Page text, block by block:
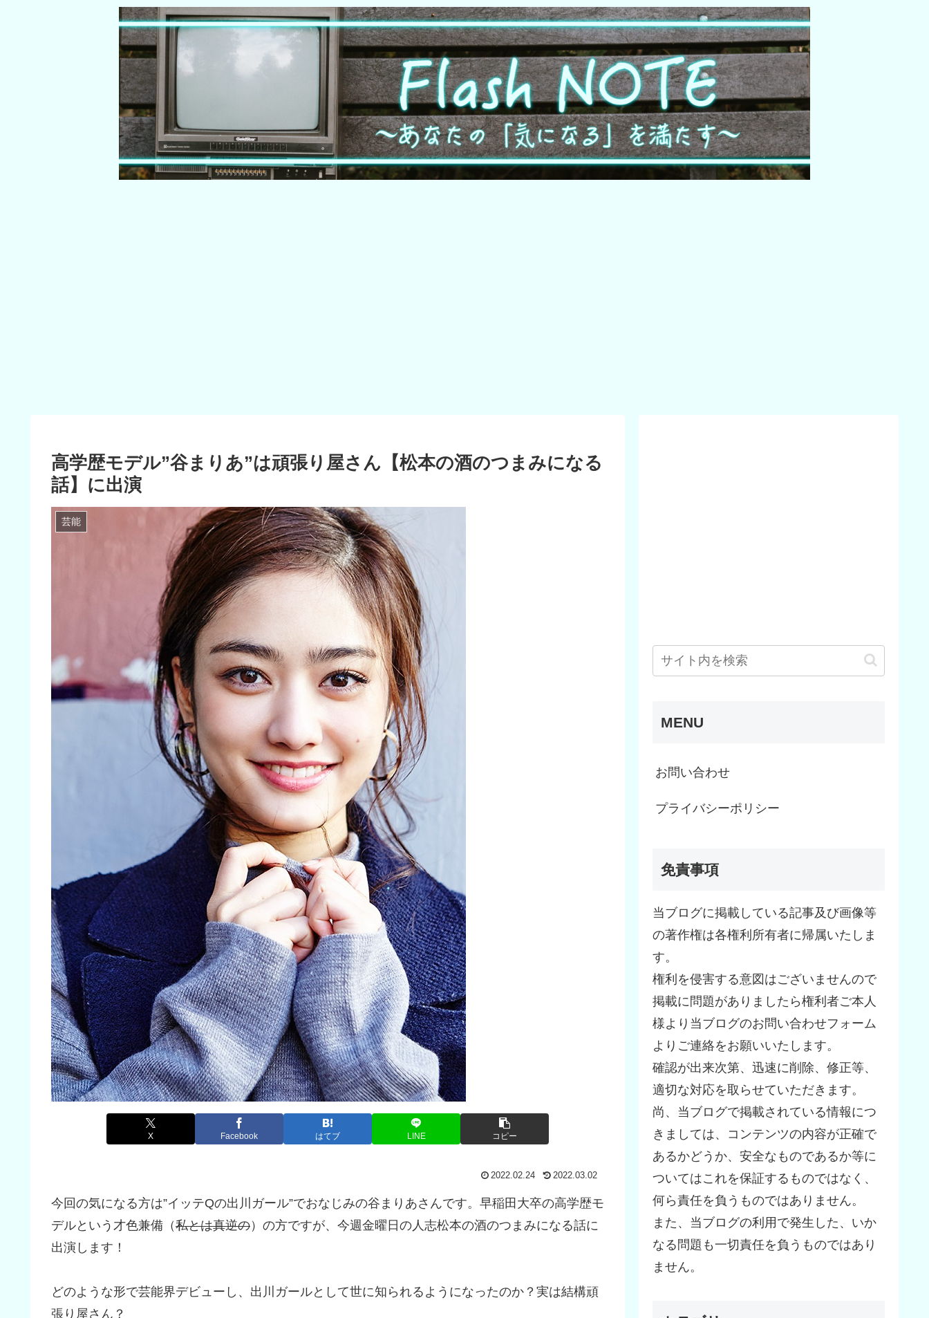
高学歴モデル”谷まりあ”は頑張り屋さん【松本の酒のつまみになる
話】に出演
芸能
X Facebook はてブ LINE コピー
2022.02.24 2022.03.02
今回の気になる方は”イッテQの出川ガール”でおなじみの谷まりあさんです。早稲田大卒の高学歴モ
デルという才色兼備（私とは真逆の）の方ですが、今週金曜日の人志松本の酒のつまみになる話に
出演します！
どのような形で芸能界デビューし、出川ガールとして世に知られるようになったのか？実は結構頑
張り屋さん？
MENU
お問い合わせ
プライバシーポリシー
免責事項
当ブログに掲載している記事及び画像等
の著作権は各権利所有者に帰属いたしま
す。
権利を侵害する意図はございませんので
掲載に問題がありましたら権利者ご本人
様より当ブログのお問い合わせフォーム
よりご連絡をお願いいたします。
確認が出来次第、迅速に削除、修正等、
適切な対応を取らせていただきます。
尚、当ブログで掲載されている情報につ
きましては、コンテンツの内容が正確で
あるかどうか、安全なものであるか等に
ついてはこれを保証するものではなく、
何ら責任を負うものではありません。
また、当ブログの利用で発生した、いか
なる問題も一切責任を負うものではあり
ません。